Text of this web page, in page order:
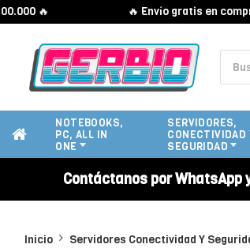
🔥 🔥 Envío gratis en
NOTEBOOKS,
PC, ALL IN
ONE
SERVIDORES,
CONECTIVIDAD
SEGURIDAD
Contáctanos por
Inicio Servidores Conectividad Y